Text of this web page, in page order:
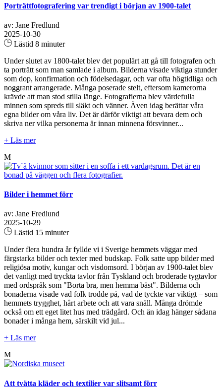
Porträttfotografering var trendigt i början av 1900-talet
av: Jane Fredlund
2025-10-30
Lästid 8 minuter
Under slutet av 1800-talet blev det populärt att gå till fotografen och
ta porträtt som man samlade i album. Bilderna visade viktiga stunder
som dop, konfirmation och födelsedagar, och var ofta högtidliga och
noggrant arrangerade. Många poserade stelt, eftersom kamerorna
krävde att man stod stilla länge. Fotografierna blev värdefulla
minnen som spreds till släkt och vänner. Även idag berättar våra
egna bilder om våra liv. Det är därför viktigt att bevara dem och
skriva ner vilka personerna är innan minnena försvinner...
+ Läs mer
M
Bilder i hemmet förr
av: Jane Fredlund
2025-10-29
Lästid 15 minuter
Under flera hundra år fyllde vi i Sverige hemmets väggar med
färgstarka bilder och texter med budskap. Folk satte upp bilder med
religiösa motiv, kungar och visdomsord. I början av 1900-talet blev
det vanligt med tryckta tavlor från Tyskland och broderade tygtavlor
med ordspråk som "Borta bra, men hemma bäst". Bilderna och
bonaderna visade vad folk trodde på, vad de tyckte var viktigt – som
hemmets trygghet, hårt arbete och att vara snäll. Många drömde
också om ett eget litet hus med trädgård. Och än idag hänger sådana
bonader i många hem, särskilt vid jul...
+ Läs mer
M
Att tvätta kläder och textilier var slitsamt förr